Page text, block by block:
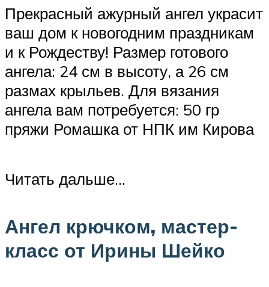
Прекрасный ажурный ангел украсит
ваш дом к новогодним праздникам
и к Рождеству! Размер готового
ангела: 24 см в высоту, а 26 см
размах крыльев. Для вязания
ангела вам потребуется: 50 гр
пряжи Ромашка от НПК им Кирова
Читать дальше…
Ангел крючком, мастер-
класс от Ирины Шейко